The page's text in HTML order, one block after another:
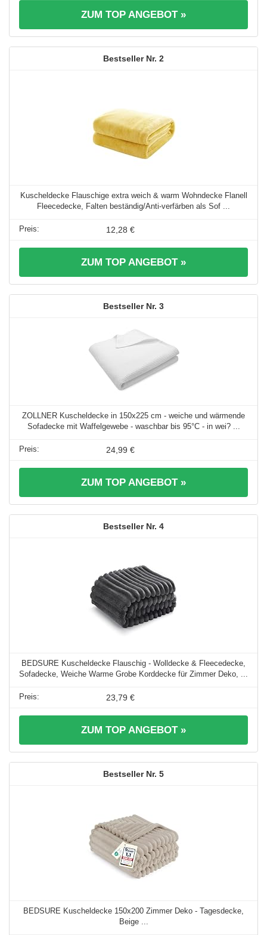
ZUM TOP ANGEBOT »
2
Kuscheldecke Flauschige extra weich & warm Wohndecke Flanell
Fleecedecke, Falten beständig/Anti-verfärben als Sof ...
12,28 €
ZUM TOP ANGEBOT »
3
ZOLLNER Kuscheldecke in 150x225 cm - weiche und wärmende
Sofadecke mit Waffelgewebe - waschbar bis 95°C - in wei? ...
24,99 €
ZUM TOP ANGEBOT »
4
BEDSURE Kuscheldecke Flauschig - Wolldecke & Fleecedecke,
Sofadecke, Weiche Warme Grobe Korddecke für Zimmer Deko, ...
23,79 €
ZUM TOP ANGEBOT »
5
BEDSURE Kuscheldecke 150x200 Zimmer Deko - Tagesdecke,
Beige ...